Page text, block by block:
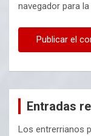
navegador para
Entradas
Los entrerrianos